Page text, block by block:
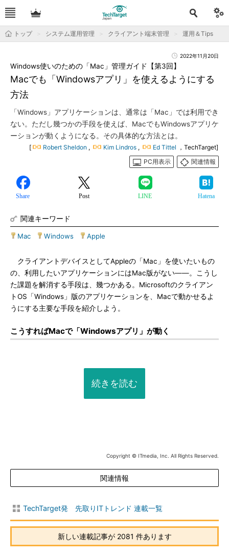
トップ システム運用管理 クライアント端末管理 運用＆Tips
2022年11月20日
Macでも「Windowsアプリ」を使えるようにする
方法
Windows使いのための「Mac」管理ガイド【第3回】
「Windows」アプリケーションは、通常は「Mac」では利用でき
ない。ただし幾つかの手段を使えば、MacでもWindowsアプリケ
ーションが動くようになる。その具体的な方法とは。
[ Robert Sheldon , Kim Lindros , Ed Tittel ，TechTarget]
PC用表示
関連情報
Share Post LINE Hatena
関連キーワード
Mac Windows Apple
クライアントデバイスとしてAppleの「Mac」を使いたいもの
の、利用したいアプリケーションにはMac版がない――。こうし
た課題を解消する手段は、幾つかある。Microsoftのクライアン
トOS「Windows」版のアプリケーションを、Macで動かせるよ
うにする主要な手段を紹介しよう。
こうすればMacで「Windowsアプリ」が動く
続きを読む
Copyright © ITmedia, Inc. All Rights Reserved.
関連情報
TechTarget発 先取りITトレンド 連載一覧
新しい連載記事が 2081 件あります